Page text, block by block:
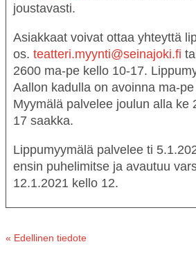
joustavasti.
Asiakkaat voivat ottaa yhteyttä
os. teatteri.myynti@seinajoki.fi
2600 ma-pe kello 10-17.
Aallon kadulla on avoinna ma-
Myymälä palvelee joulun alla ke
17 saakka.
Lippumyymälä palvelee ti
ensin puhelimitse ja avautuu
12.1.2021 kello 12.
« Edellinen tiedote